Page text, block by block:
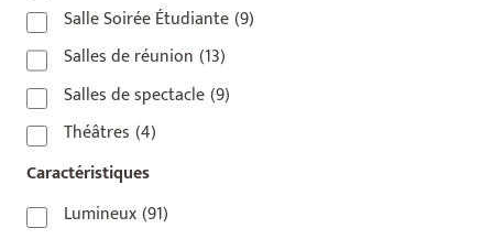
Salle Soirée Étudiante(9)
Salles de réunion (13)
Salles de spectacle(9)
Théâtres (4)
Caractéristiques
Lumineux(91)